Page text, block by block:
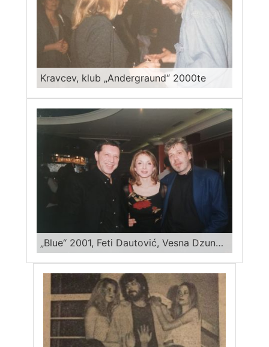
Kravcev, klub „Andergraund“ 2000te
„Blue“ 2001, Feti Dautović, Vesna Dzunov, Miša Kravcev